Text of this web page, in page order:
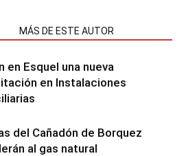
MÁS DE ESTE AUTOR
en Esquel una nueva
en Instalaciones
del Cañadón de Borquez
al gas natural